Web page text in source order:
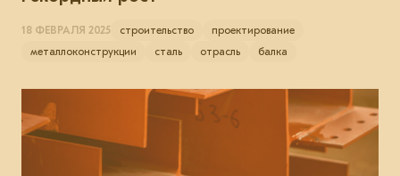
18 ФЕВРАЛЯ 2025 строительство
проектирование
металлоконструкции
сталь отрасль балка